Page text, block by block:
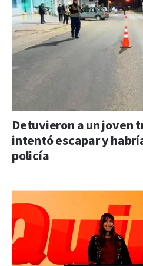
Detuvieron a un joven
intentó escapar y
policía